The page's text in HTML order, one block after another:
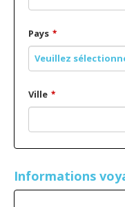
Pays *
Veuillez
Ville *
Informations